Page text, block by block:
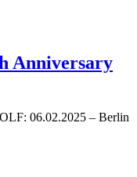
Anniversary
06.02.2025 – Berlin